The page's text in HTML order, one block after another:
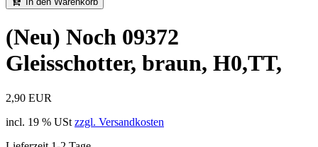
(Neu) Noch 09372
Gleisschotter, braun, H0,TT,
2,90 EUR
incl. 19 % USt zzgl. Versandkosten